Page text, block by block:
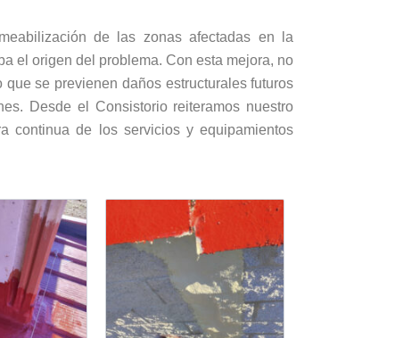
de las zonas afectadas en la
el origen del problema. Con esta mejora, no
se previenen daños estructurales futuros
Desde el Consistorio reiteramos nuestro
continua de los servicios y equipamientos